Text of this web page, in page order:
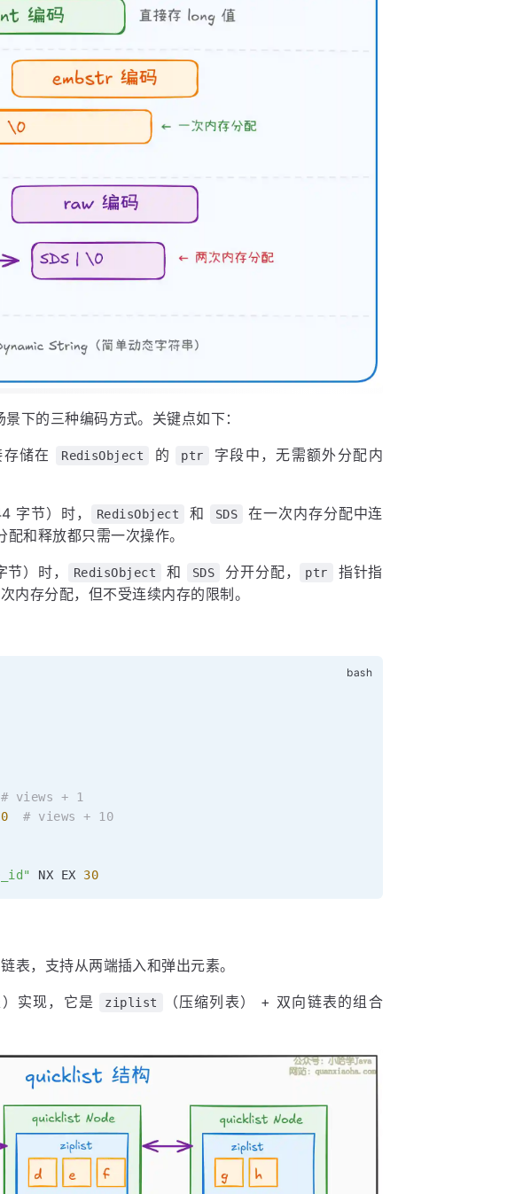
下的三种编码方式。关键点如下：
储在 RedisObject 的 ptr
字段中，无需额外分配内
字节）时， RedisObject 和 SDS
在一次内存分配中连
和释放都只需一次操作。
）时， RedisObject 和 SDS 分开分配， ptr
指针指
内存分配，但不受连续内存的限制。
# views + 1
# views + 10
NX EX 30
表，支持从两端插入和弹出元素。
）实现，它是 ziplist
（压缩列表） + 双向链表的组合